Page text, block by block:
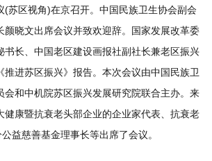
(苏区视角)在京召开。中国民族卫生协会副会
颜晓文出席会议并致欢迎辞。国家发展改革委
书长、中国老区建设画报社副社长兼老区振兴
推进苏区振兴》报告。本次会议由中国民族卫
会和中机院苏区振兴发展研究院联合主办。来
健康暨抗衰老头部企业的企业家代表、抗衰老
益慈善基金理事长等出席了会议。